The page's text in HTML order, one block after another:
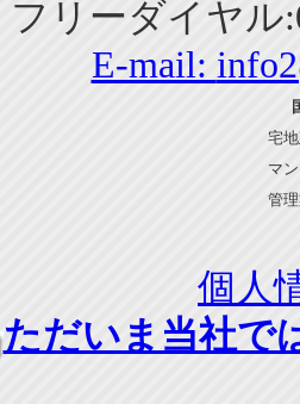
フリーダイヤル
E-mail:
宅
マ
管
個人
ただいま当社で